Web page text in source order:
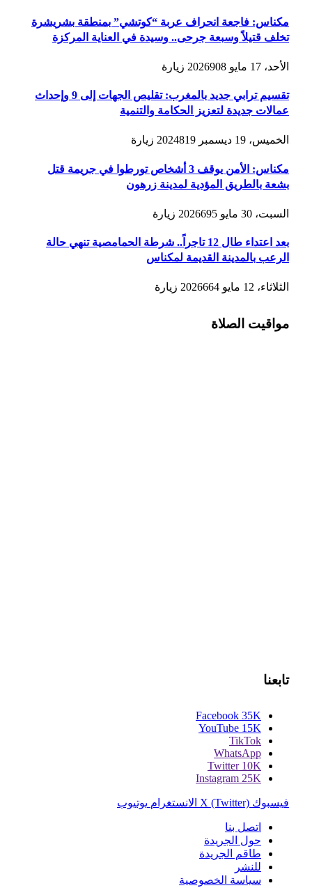
مكناس: فاجعة انحراف عربة “كوتشي” بمنطقة بشريشرة
تخلف قتيلاً وسبعة جرحى.. وسيدة في العناية المركزة
الأحد، 17 مايو 2026 908 زيارة
تقسيم ترابي جديد بالمغرب: تقليص الجهات إلى 9 وإحداث
عمالات جديدة لتعزيز الحكامة والتنمية
الخميس، 19 ديسمبر 2024 819 زيارة
مكناس: الأمن يوقف 3 أشخاص تورطوا في جريمة قتل
بشعة بالطريق المؤدية لمدينة زرهون
السبت، 30 مايو 2026 695 زيارة
بعد اعتداء طال 12 تاجراً.. شرطة الحمامصية تنهي حالة
الرعب بالمدينة القديمة لمكناس
الثلاثاء، 12 مايو 2026 664 زيارة
مواقيت الصلاة
تابعنا
Facebook 35K
YouTube 15K
TikTok
WhatsApp
Twitter 10K
Instagram 25K
فيسبوك X (Twitter) الانستغرام يوتيوب
اتصل بنا
حول الجريدة
طاقم الجريدة
للنشر
سياسة الخصوصية